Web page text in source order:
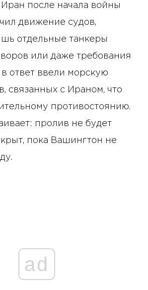
Иран после начала войны
движение судов,
отдельные танкеры
или даже требования
ответ ввели морскую
связанных с Ираном, что
противостоянию.
пролив не будет
пока Вашингтон не
ad